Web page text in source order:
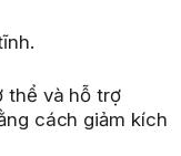
thể và hỗ trợ
cách giảm kích